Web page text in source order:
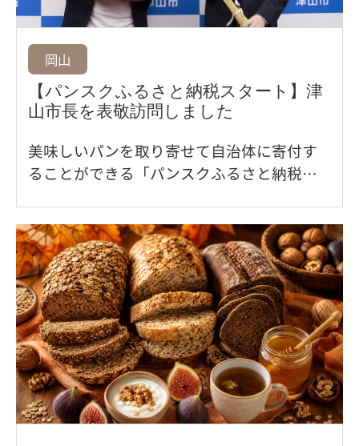
岡山
【パンスクふるさと納税スタート】津
山市長を表敬訪問しました
美味しいパンを取り寄せて自治体に寄付す
ることができる「パンスクふるさと納税」
三市長を表敬訪問しました。津山市に参加
していただくことになった経緯や、取り組
みへの期待について谷口市長と対談。津山
産小麦をはじめとした、津山市の魅力もお
話していただきました。